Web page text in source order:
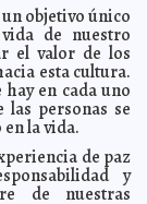
lo mismo que
Michael Jackson
A7
objetivo único
de nuestro
el valor de los
esta cultura.
en cada uno
personas se
la vida.
de paz
y
de nuestras